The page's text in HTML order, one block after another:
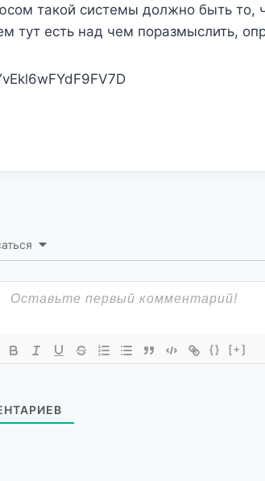
такой системы должно быть то,
тут есть над чем поразмыслить,
{} [+]